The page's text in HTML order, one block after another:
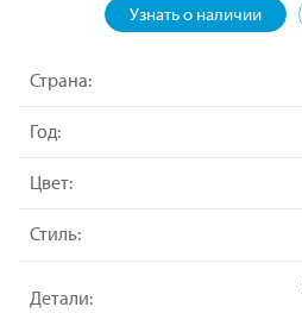
Узнать о наличии
Страна:
Год:
Цвет:
Стиль:
Детали: